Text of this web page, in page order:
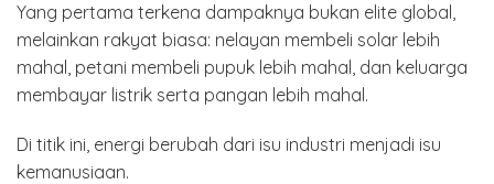
Yang pertama terkena dampaknya bukan elite global,
melainkan rakyat biasa: nelayan membeli solar lebih
mahal, petani membeli pupuk lebih mahal, dan keluarga
membayar listrik serta pangan lebih mahal.
Di titik ini, energi berubah dari isu industri menjadi isu
kemanusiaan.